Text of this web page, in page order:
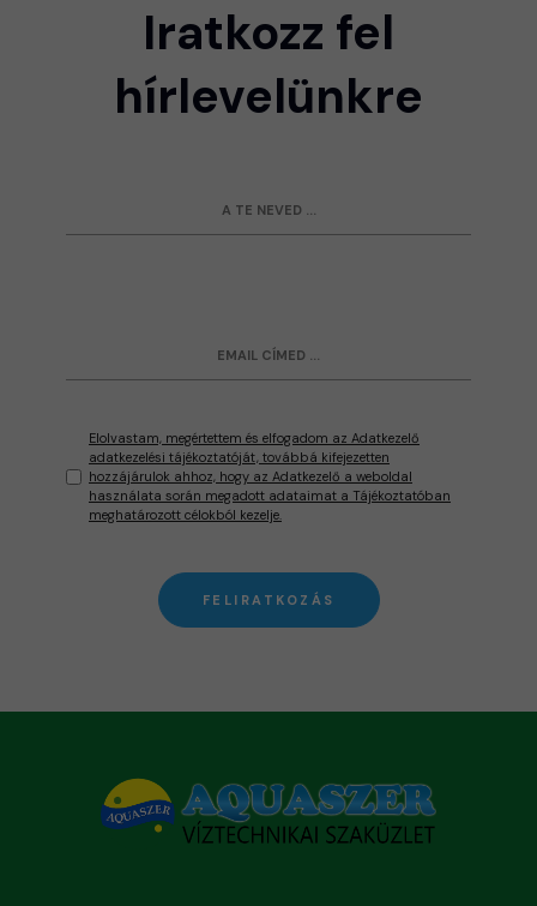
Iratkozz fel
hírlevelünkre
Elolvastam, megértettem és elfogadom az Adatkezelő
adatkezelési tájékoztatóját, továbbá kifejezetten
hozzájárulok ahhoz, hogy az Adatkezelő a weboldal
használata során megadott adataimat a Tájékoztatóban
meghatározott célokból kezelje.
FELIRATKOZÁS